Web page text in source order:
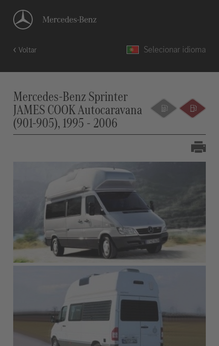
Voltar Selecionar idioma
Mercedes-Benz Sprinter
JAMES COOK Autocaravana
(901-905), 1995 - 2006